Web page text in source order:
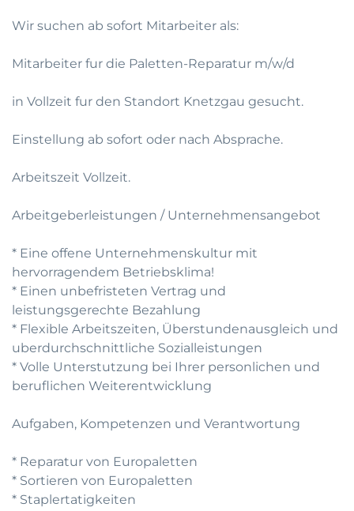
Wir suchen ab sofort Mitarbeiter als:
Mitarbeiter fur die Paletten-Reparatur m/w/d
in Vollzeit fur den Standort Knetzgau gesucht.
Einstellung ab sofort oder nach Absprache.
Arbeitszeit Vollzeit.
Arbeitgeberleistungen / Unternehmensangebot
* Eine offene Unternehmenskultur mit
hervorragendem Betriebsklima!
* Einen unbefristeten Vertrag und
leistungsgerechte Bezahlung
* Flexible Arbeitszeiten, Überstundenausgleich und
uberdurchschnittliche Sozialleistungen
* Volle Unterstutzung bei Ihrer personlichen und
beruflichen Weiterentwicklung
Aufgaben, Kompetenzen und Verantwortung
* Reparatur von Europaletten
* Sortieren von Europaletten
* Staplertatigkeiten